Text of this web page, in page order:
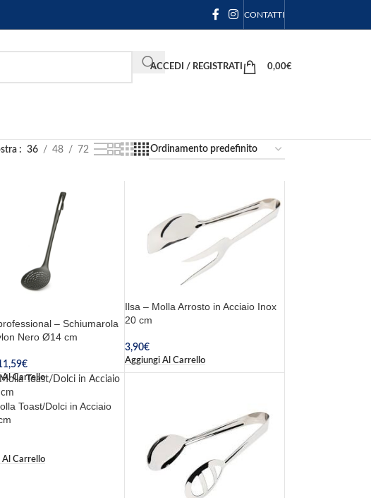
CONTATTI
ACCEDI / REGISTRATI 0,00€
36 48 72
– Schiumarola
Nero Ø14 cm
€
Al Carrello
Ilsa – Molla Arrosto in Acciaio Inox
20 cm
3,90€
Aggiungi Al Carrello
Toast/Dolci in Acciaio
Al Carrello